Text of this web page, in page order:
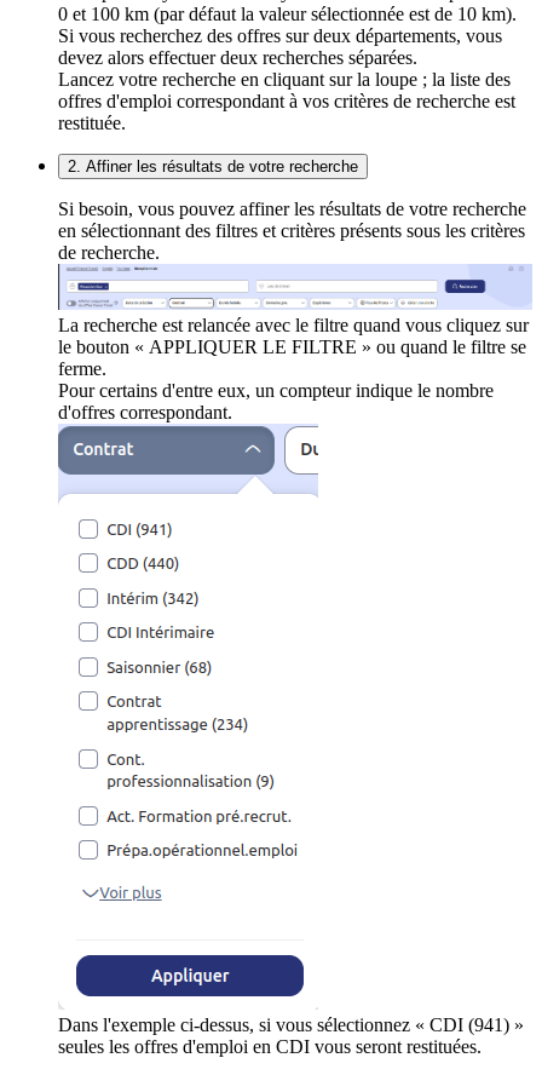
0 et 100 km (par défaut la valeur sélectionnée est de 10 km).
Si vous recherchez des offres sur deux départements, vous
devez alors effectuer deux recherches séparées.
Lancez votre recherche en cliquant sur la loupe ; la liste des
offres d'emploi correspondant à vos critères de recherche est
restituée.
2. Affiner les résultats de votre recherche
Si besoin, vous pouvez affiner les résultats de votre recherche
en sélectionnant des filtres et critères présents sous les critères
de recherche.
La recherche est relancée avec le filtre quand vous cliquez sur
le bouton « APPLIQUER LE FILTRE » ou quand le filtre se
ferme.
Pour certains d'entre eux, un compteur indique le nombre
d'offres correspondant.
Dans l'exemple ci-dessus, si vous sélectionnez « CDI (941) »
seules les offres d'emploi en CDI vous seront restituées.